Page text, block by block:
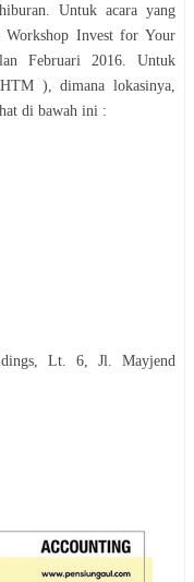
Untuk acara yang
Workshop Invest for Your
Februari 2016. Untuk
), dimana lokasinya,
di bawah ini :
Lt. 6, Jl. Mayjend